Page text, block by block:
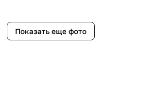
Показать еще фото